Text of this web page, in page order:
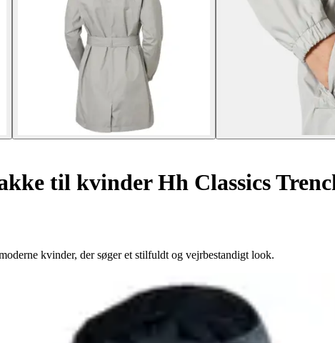
til kvinder Hh Classics
kvinder, der søger et stilfuldt og vejrbestandigt look.